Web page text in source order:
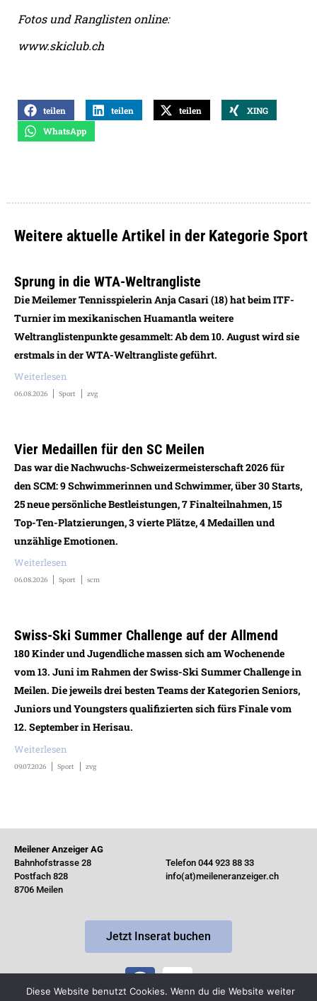
Fotos und Ranglisten online:
www.skiclub.ch
teilen teilen teilen
XING
WhatsApp
Weitere aktuelle Artikel in der Kategorie Sport
Sprung in die WTA-Weltrangliste
Die Meilemer Tennisspielerin Anja Casari (18) hat beim ITF-
Turnier im mexikanischen Huamantla weitere
Weltranglistenpunkte gesammelt: Ab dem 10. August wird sie
erstmals in der WTA-Weltrangliste geführt.
Weiterlesen
06.08.2026 Sport zvg
Vier Medaillen für den SC Meilen
Das war die Nachwuchs-Schweizermeisterschaft 2026 für
den SCM: 9 Schwimmerinnen und Schwimmer, über 30 Starts,
25 neue persönliche Bestleistungen, 7 Finalteilnahmen, 15
Top-Ten-Platzierungen, 3 vierte Plätze, 4 Medaillen und
unzählige Emotionen.
Weiterlesen
06.08.2026 Sport scm
Swiss-Ski Summer Challenge auf der Allmend
180 Kinder und Jugendliche massen sich am Wochenende
vom 13. Juni im Rahmen der Swiss-Ski Summer Challenge in
Meilen. Die jeweils drei besten Teams der Kategorien Seniors,
Juniors und Youngsters qualifizierten sich fürs Finale vom
12. September in Herisau.
Weiterlesen
09.07.2026 Sport zvg
Meilener Anzeiger AG
Bahnhofstrasse 28
Postfach 828
8706 Meilen
Telefon 044 923 88 33
info(at)meileneranzeiger.ch
Jetzt Inserat buchen
Diese Website benutzt Cookies. Wenn du die Website weiter